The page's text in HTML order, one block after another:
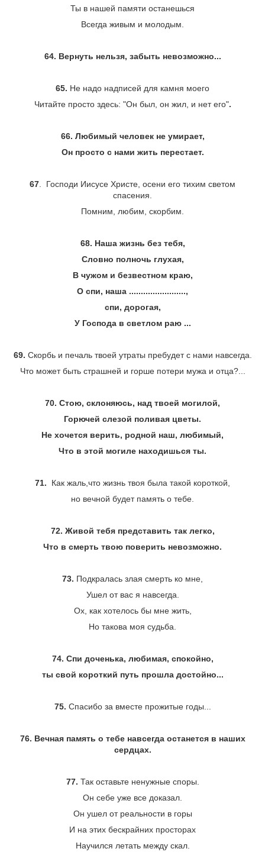
Ты в нашей памяти останешься
Всегда живым и молодым.
64. Вернуть нельзя, забыть невозможно...
65. Не надо надписей для камня моего
Читайте просто здесь: "Он был, он жил, и нет его".
66. Любимый человек не умирает,
Он просто с нами жить перестает.
67. Господи Иисусе Христе, осени его тихим светом
спасения.
Помним, любим, скорбим.
68. Наша жизнь без тебя,
Словно полночь глухая,
В чужом и безвестном краю,
О спи, наша ........................,
спи, дорогая,
У Господа в светлом раю ...
69. Скорбь и печаль твоей утраты пребудет с нами навсегда.
Что может быть страшней и горше потери мужа и отца?...
70. Стою, склоняюсь, над твоей могилой,
Горючей слезой поливая цветы.
Не хочется верить, родной наш, любимый,
Что в этой могиле находишься ты.
71. Как жаль,что жизнь твоя была такой короткой,
но вечной будет память о тебе.
72. Живой тебя представить так легко,
Что в смерть твою поверить невозможно.
73. Подкралась злая смерть ко мне,
Ушел от вас я навсегда.
Ох, как хотелось бы мне жить,
Но такова моя судьба.
74. Спи доченька, любимая, спокойно,
ты свой короткий путь прошла достойно...
75. Спасибо за вместе прожитые годы...
76. Вечная память о тебе навсегда останется в наших
сердцах.
77. Так оставьте ненужные споры.
Он себе уже все доказал.
Он ушел от реальности в горы
И на этих бескрайних просторах
Научился летать между скал.